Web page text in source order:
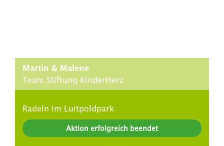
Martin & Malene
Team Stiftung KinderHerz
Radeln im Luitpoldpark
Aktion erfolgreich beendet